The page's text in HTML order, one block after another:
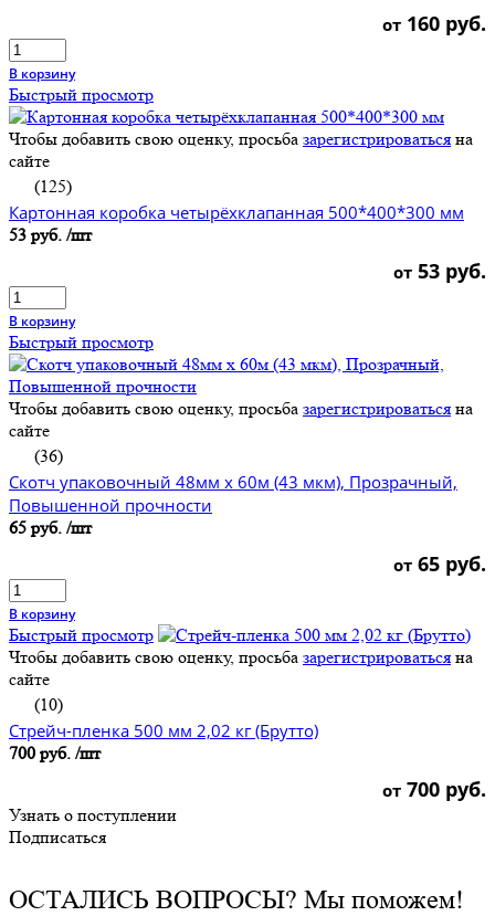
от 160 руб.
В корзину
Быстрый просмотр
Чтобы добавить свою оценку, просьба зарегистрироваться на
сайте
(125)
Картонная коробка четырёхклапанная 500*400*300 мм
53 руб. /шт
от 53 руб.
В корзину
Быстрый просмотр
Чтобы добавить свою оценку, просьба зарегистрироваться на
сайте
(36)
Скотч упаковочный 48мм x 60м (43 мкм), Прозрачный,
Повышенной прочности
65 руб. /шт
от 65 руб.
В корзину
Быстрый просмотр
Чтобы добавить свою оценку, просьба зарегистрироваться на
сайте
(10)
Стрейч-пленка 500 мм 2,02 кг (Брутто)
700 руб. /шт
от 700 руб.
Узнать о поступлении
Подписаться
ОСТАЛИСЬ ВОПРОСЫ? Мы поможем!